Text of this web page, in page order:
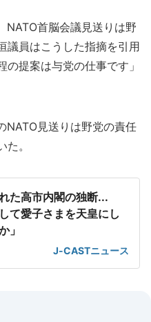
首脳会議見送りは野
議員はこうした指摘を引用
提案は与党の仕事です」
見送りは野党の責任
。
た高市内閣の独断...
て愛子さまを天皇にし
」
J-CASTニュース